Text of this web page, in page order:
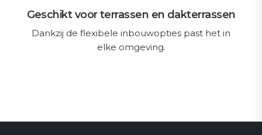
Geschikt voor terrassen en dakterrassen
Dankzij de flexibele inbouwopties past het in
elke omgeving.